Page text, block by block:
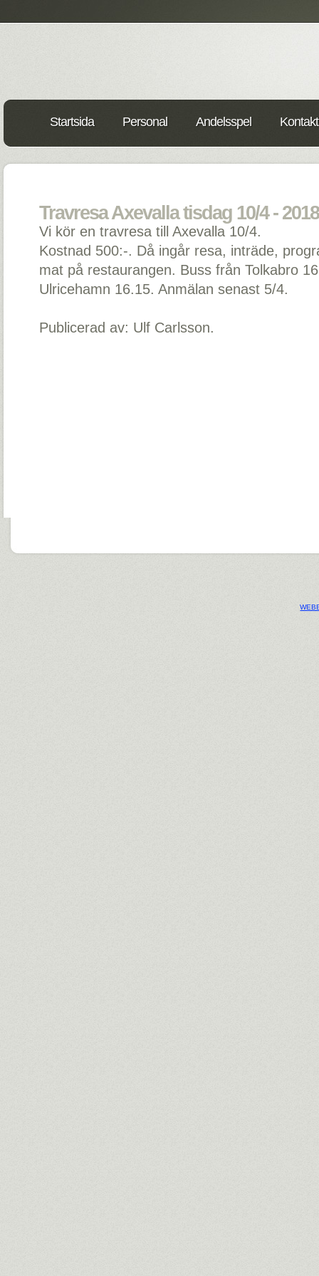
Startsida Personal Andelsspel
Travresa Axevalla tisdag 10/4 -
Vi kör en travresa till Axevalla 10/4.
Kostnad 500:-. Då ingår resa, inträde,
mat på restaurangen. Buss från Tolkabro
Ulricehamn 16.15. Anmälan senast 5/4.
Publicerad av: Ulf Carlsson.